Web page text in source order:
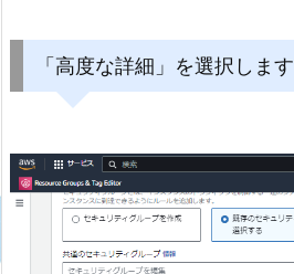
「高度な詳細」を選択します